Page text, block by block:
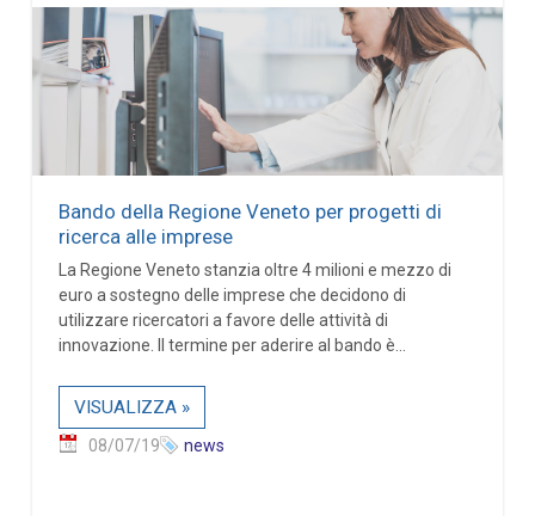
Bando della Regione Veneto per progetti di
ricerca alle imprese
La Regione Veneto stanzia oltre 4 milioni e mezzo di
euro a sostegno delle imprese che decidono di
utilizzare ricercatori a favore delle attività di
innovazione. Il termine per aderire al bando è...
VISUALIZZA »
08/07/19 news